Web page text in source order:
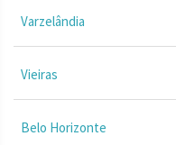
Varzelândia
Vieiras
Belo Horizonte